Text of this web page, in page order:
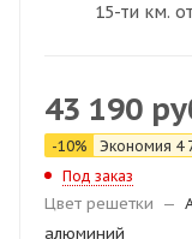
15-ти км.
43 190
-10% Экономия 4
Под заказ
Цвет решетки —
алюминий